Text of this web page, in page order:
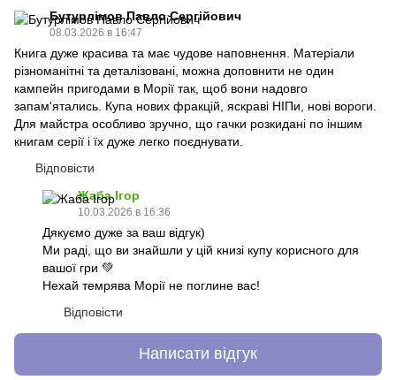
Бутурлімов Павло Сергійович
08.03.2026 в 16:47
Книга дуже красива та має чудове наповнення. Матеріали
різноманітні та деталізовані, можна доповнити не один
кампейн пригодами в Морії так, щоб вони надовго
запам'ятались. Купа нових фракцій, яскраві НІПи, нові вороги.
Для майстра особливо зручно, що гачки розкидані по іншим
книгам серії і їх дуже легко поєднувати.
Відповісти
Жаба Ігор
10.03.2026 в 16:36
Дякуємо дуже за ваш відгук)
Ми раді, що ви знайшли у цій книзі купу корисного для
вашої гри 💚
Нехай темрява Морії не поглине вас!
Відповісти
Написати відгук